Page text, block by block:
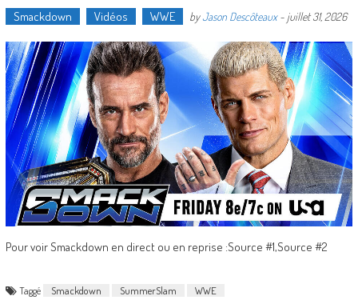
Smackdown Vidéos WWE byJason Descôteaux- juillet 31, 2026
Pour voir Smackdown en direct ou en reprise :Source #1,Source #2
Taggé Smackdown SummerSlam WWE